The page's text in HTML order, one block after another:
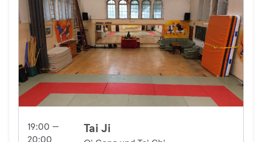
19:00 —
20:00
Tai Ji